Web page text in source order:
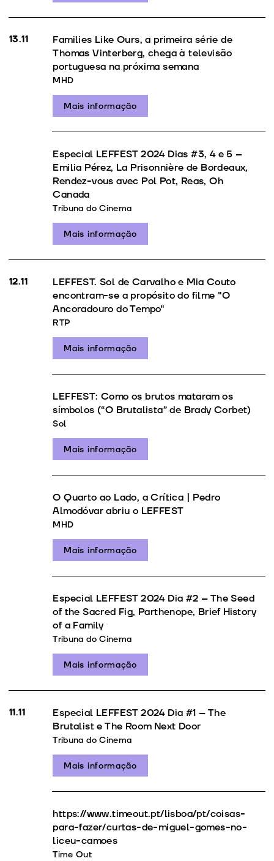
13.11
Families Like Ours, a primeira série de
Thomas Vinterberg, chega à televisão
portuguesa na próxima semana
MHD
Mais informação
Especial LEFFEST 2024 Dias #3, 4 e 5 –
Emilia Pérez, La Prisonnière de Bordeaux,
Rendez-vous avec Pol Pot, Reas, Oh
Canada
Tribuna do Cinema
Mais informação
12.11
LEFFEST. Sol de Carvalho e Mia Couto
encontram-se a propósito do filme "O
Ancoradouro do Tempo"
RTP
Mais informação
LEFFEST: Como os brutos mataram os
símbolos (“O Brutalista” de Brady Corbet)
Sol
Mais informação
O Quarto ao Lado, a Crítica | Pedro
Almodóvar abriu o LEFFEST
MHD
Mais informação
Especial LEFFEST 2024 Dia #2 – The Seed
of the Sacred Fig, Parthenope, Brief History
of a Family
Tribuna do Cinema
Mais informação
11.11
Especial LEFFEST 2024 Dia #1 – The
Brutalist e The Room Next Door
Tribuna do Cinema
Mais informação
https://www.timeout.pt/lisboa/pt/coisas-
para-fazer/curtas-de-miguel-gomes-no-
liceu-camoes
Time Out